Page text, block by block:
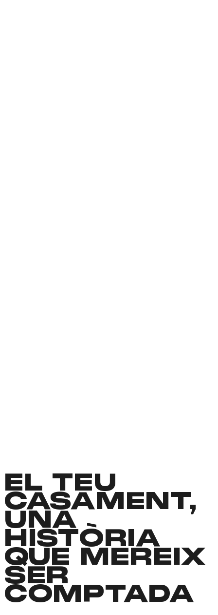
EL TEU
CASAMENT,
UNA
HISTÒRIA
QUE MEREIX
SER
COMPTADA